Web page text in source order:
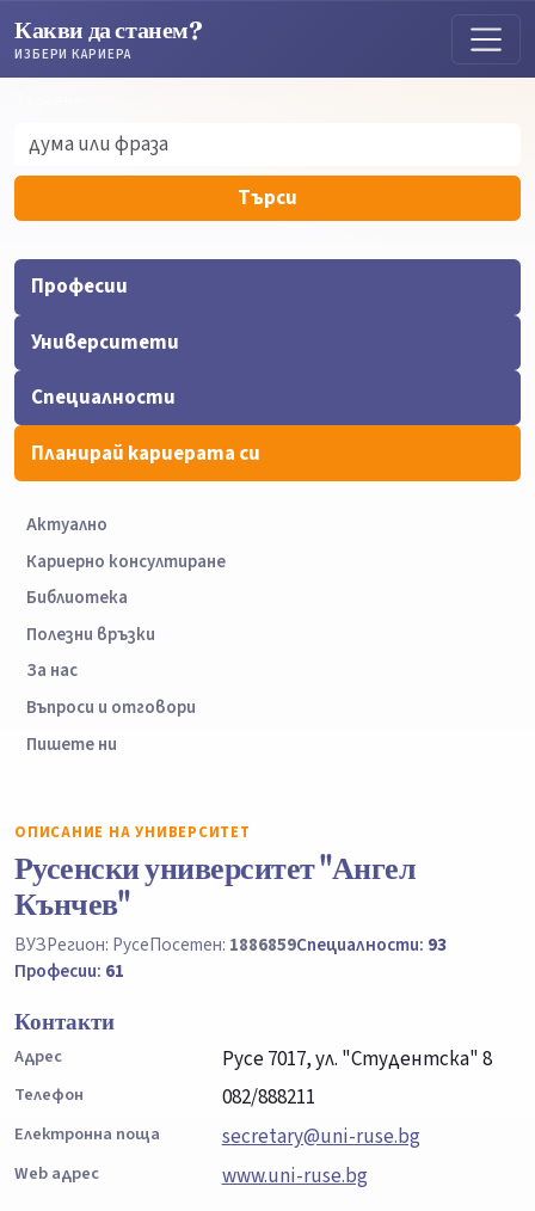
Какви да станем?
ИЗБЕРИ КАРИЕРА
Търси
Професии
Университети
Специалности
Планирай кариерата си
Актуално
Кариерно консултиране
Библиотека
Полезни връзки
За нас
Въпроси и отговори
Пишете ни
ОПИСАНИЕ НА УНИВЕРСИТЕТ
Русенски университет "Ангел
Кънчев"
ВУЗРегион: РусеПосетен: 1886859Специалности: 93
Професии: 61
Контакти
Адрес Русе 7017, ул. "Студентска" 8
Телефон 082/888211
Електронна поща secretary@uni-ruse.bg
Web адрес
www.uni-ruse.bg